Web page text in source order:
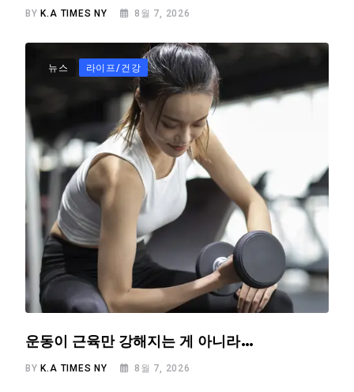
BY K.A TIMES NY 8월 7, 2026
뉴스 라이프/건강
운동이 근육만 강해지는 게 아니라…
BY K.A TIMES NY 8월 7, 2026